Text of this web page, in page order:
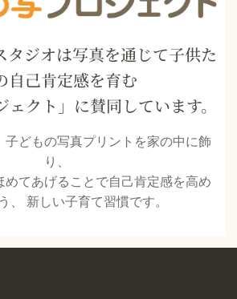
タジオは写真を通じて子供た
自己肯定感を育む
ェクト」に賛同しています。
子どもの写真プリントを家の中に飾
り、
めてあげることで自己肯定感を高め
、 新しい子育て習慣です。